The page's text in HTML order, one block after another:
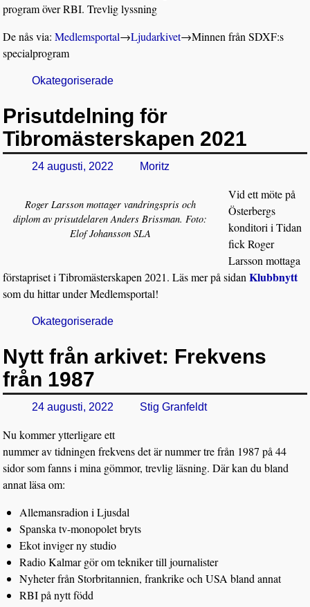
program över RBI. Trevlig lyssning
De nås via:Medlemsportal→Ljudarkivet→Minnen från SDXF:s
specialprogram
Okategoriserade
Prisutdelning för
Tibromästerskapen 2021
24 augusti, 2022 Moritz
Roger Larsson mottager vandringspris och
diplom av prisutdelaren Anders Brissman. Foto:
Elof Johansson SLA
Vid ett möte på
Österbergs
konditori i Tidan
fick Roger
Larsson mottaga
förstapriset i Tibromästerskapen 2021. Läs mer på sidanKlubbnytt
som du hittar under Medlemsportal!
Okategoriserade
Nytt från arkivet: Frekvens
från 1987
24 augusti, 2022 Stig Granfeldt
Nu kommer ytterligare ett
nummer av tidningen frekvens det är nummer tre från 1987 på 44
sidor som fanns i mina gömmor, trevlig läsning. Där kan du bland
annat läsa om:
Allemansradion i Ljusdal
Spanska tv-monopolet bryts
Ekot inviger ny studio
Radio Kalmar gör om tekniker till journalister
Nyheter från Storbritannien, frankrike och USA bland annat
RBI på nytt född